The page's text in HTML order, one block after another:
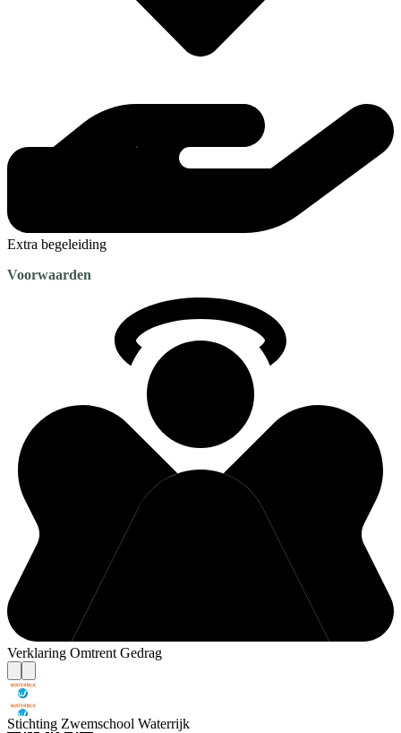
Extra begeleiding
Voorwaarden
Verklaring Omtrent Gedrag
Stichting Zwemschool Waterrijk